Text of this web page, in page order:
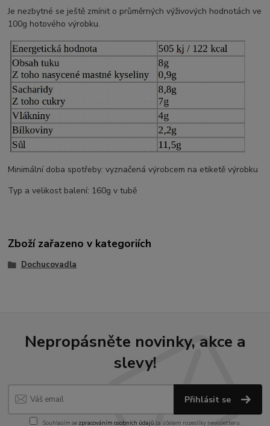
Je nezbytné se ještě zmínit o průměrných výživových hodnotách ve
100g hotového výrobku.
Minimální doba spotřeby: vyznačená výrobcem na etiketě výrobku
Typ a velikost balení: 160g v tubě
Zboží zařazeno v kategoriích
Dochucovadla
Nepropásněte novinky, akce a
slevy!
Přihlásit se
Souhlasím se zpracováním osobních údajůza účelem rozesílky newsletteru.